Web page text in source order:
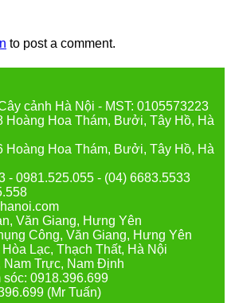
to post a comment.
cảnh Hà Nội - MST: 0105573223
Hoàng Hoa Thám, Bưởi, Tây Hồ, Hà
Hoàng Hoa Thám, Bưởi, Tây Hồ, Hà
- 0981.525.055 - (04) 6683.5533
Văn Giang, Hưng Yên
Công, Văn Giang, Hưng Yên
Lạc, Thạch Thất, Hà Nội
Trực, Nam Định
sóc: 0918.396.699
(Mr Tuấn)